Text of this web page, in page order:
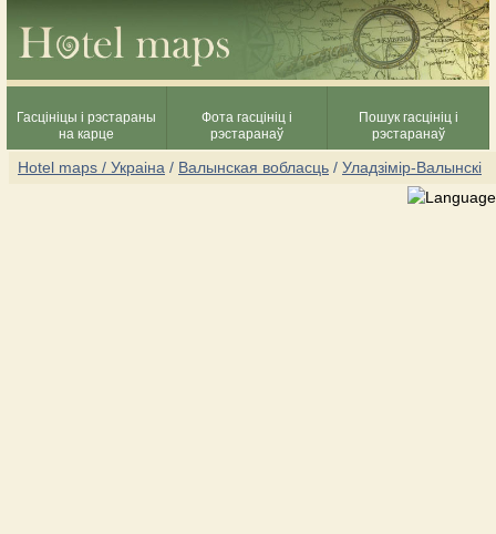
Гасцініцы і рэстараны
на карце
Фота гасцініц і
рэстаранаў
Пошук гасцініц і
рэстаранаў
Hotel maps / Украіна / Валынская вобласць / Уладзімір-Валынскі